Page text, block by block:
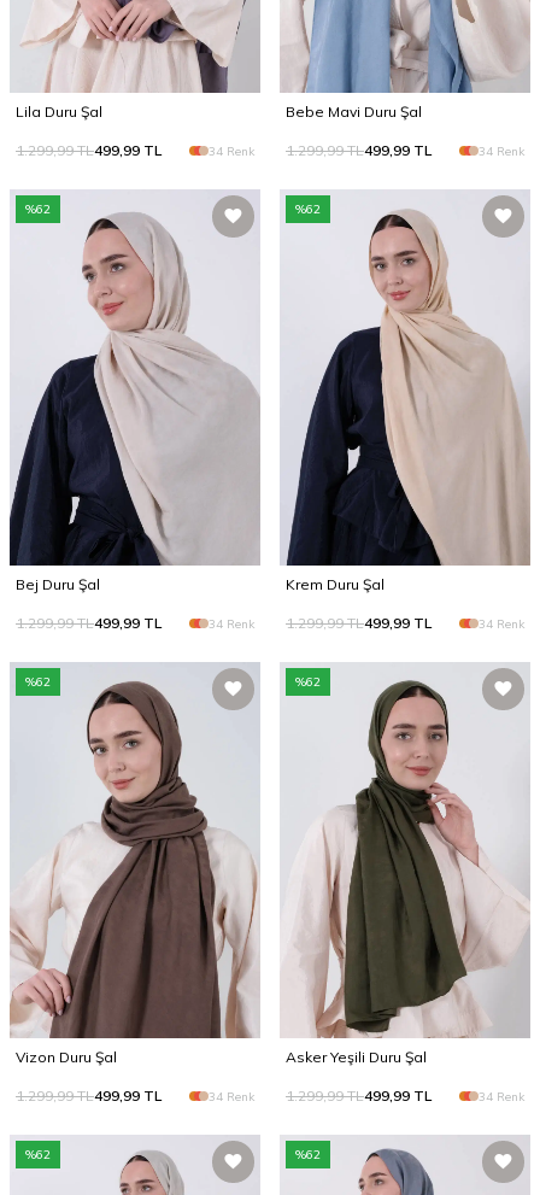
Lila Duru Şal
1.299,99TL499,99 TL 34 Renk
Bebe Mavi Duru Şal
1.299,99TL499,99 TL 34 Renk
%62
Bej Duru Şal
1.299,99TL499,99 TL 34 Renk
%62
Krem Duru Şal
1.299,99TL499,99 TL 34 Renk
%62
Vizon Duru Şal
1.299,99TL499,99 TL 34 Renk
%62
Asker Yeşili Duru Şal
1.299,99TL499,99 TL 34 Renk
%62 %62